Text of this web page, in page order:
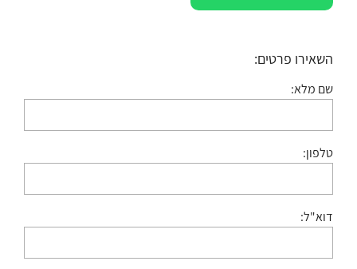
השאירו פרטים:
שם מלא:
טלפון:
דוא"ל: